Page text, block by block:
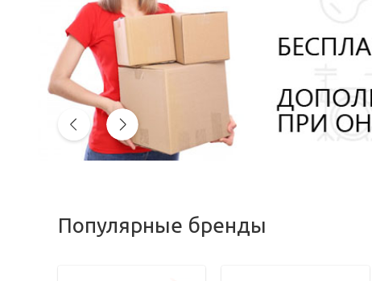
Популярные бренды